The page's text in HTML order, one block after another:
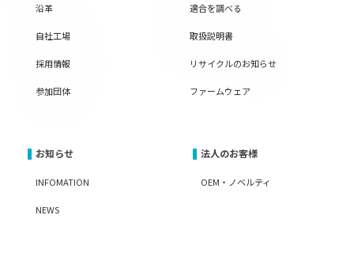
沿革
自社工場
採用情報
参加団体
適合を調べる
取扱説明書
リサイクルのお知らせ
ファームウェア
お知らせ
INFOMATION
NEWS
法人のお客様
OEM・ノベルティ